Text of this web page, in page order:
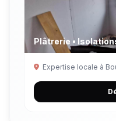
Plâtrerie •
Expertise locale à